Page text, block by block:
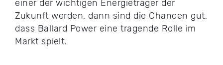
einer der wichtigen Energieträger der
Zukunft werden, dann sind die Chancen gut,
dass Ballard Power eine tragende Rolle im
Markt spielt.